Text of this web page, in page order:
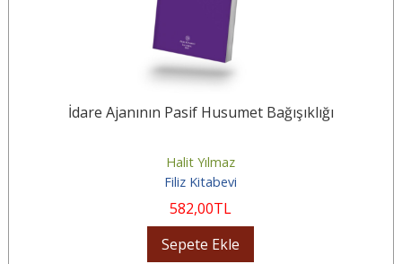
İdare Ajanının Pasif Husumet Bağışıklığı
Halit Yılmaz
Filiz Kitabevi
582,00TL
Sepete Ekle